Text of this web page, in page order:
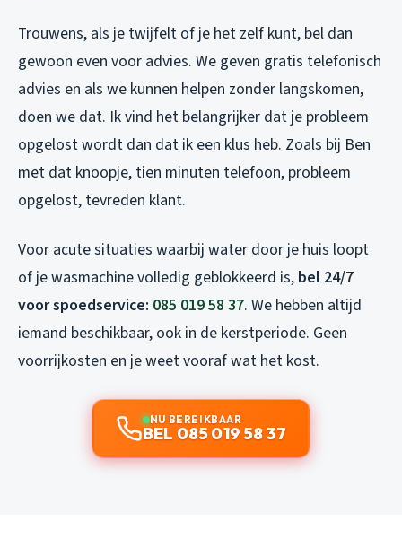
Trouwens, als je twijfelt of je het zelf kunt, bel dan
gewoon even voor advies. We geven gratis telefonisch
advies en als we kunnen helpen zonder langskomen,
doen we dat. Ik vind het belangrijker dat je probleem
opgelost wordt dan dat ik een klus heb. Zoals bij Ben
met dat knoopje, tien minuten telefoon, probleem
opgelost, tevreden klant.
Voor acute situaties waarbij water door je huis loopt
of je wasmachine volledig geblokkeerd is, bel 24/7
voor spoedservice: 085 019 58 37. We hebben altijd
iemand beschikbaar, ook in de kerstperiode. Geen
voorrijkosten en je weet vooraf wat het kost.
NU BEREIKBAAR
BEL 085 019 58 37